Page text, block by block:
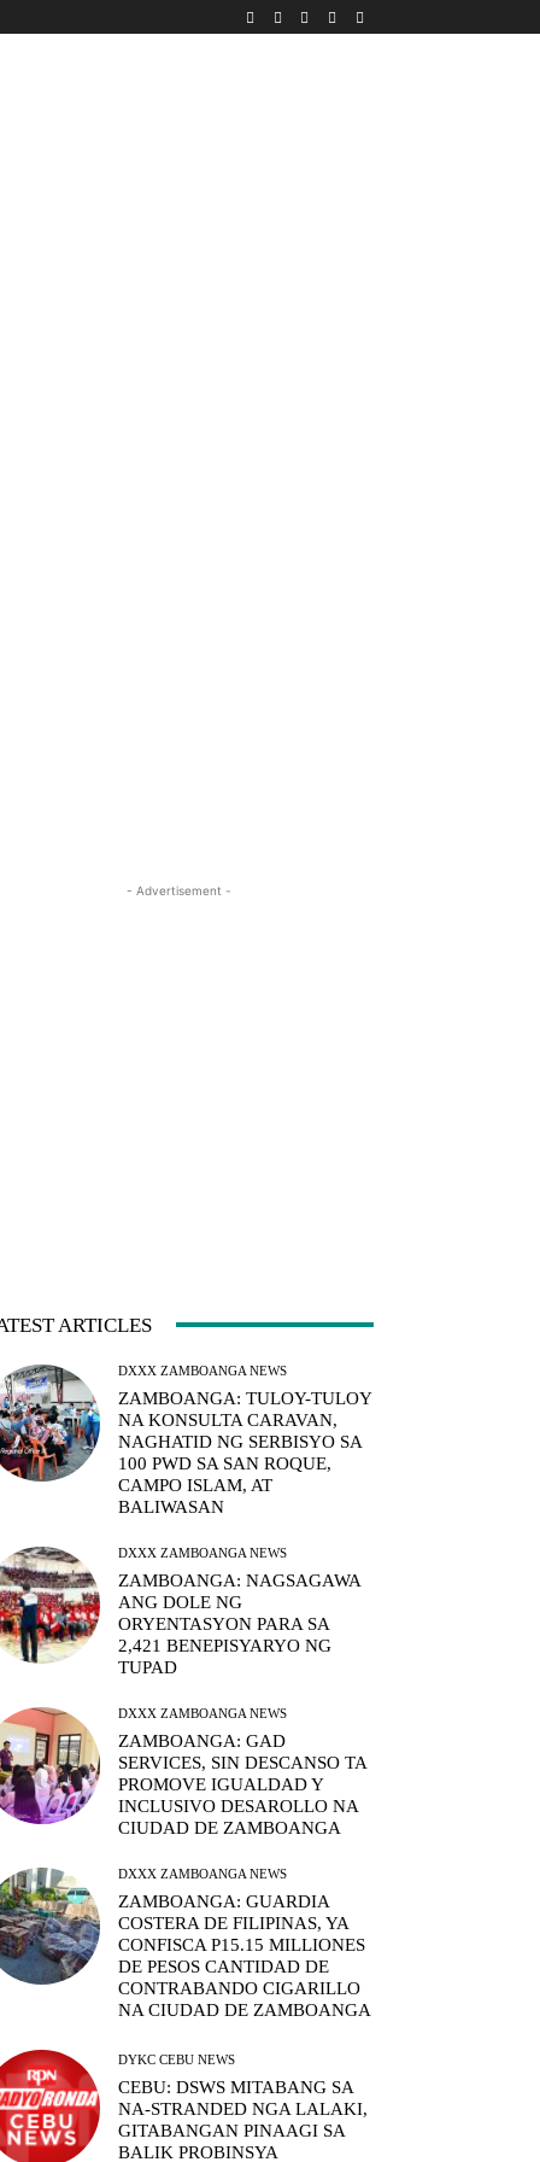
- Advertisement -
ARTICLES
DXXX ZAMBOANGA NEWS
ZAMBOANGA: TULOY-TULOY
NA KONSULTA CARAVAN,
NAGHATID NG SERBISYO SA
100 PWD SA SAN ROQUE,
CAMPO ISLAM, AT
BALIWASAN
DXXX ZAMBOANGA NEWS
ZAMBOANGA: NAGSAGAWA
ANG DOLE NG
ORYENTASYON PARA SA
2,421 BENEPISYARYO NG
TUPAD
DXXX ZAMBOANGA NEWS
ZAMBOANGA: GAD
SERVICES, SIN DESCANSO TA
PROMOVE IGUALDAD Y
INCLUSIVO DESAROLLO NA
CIUDAD DE ZAMBOANGA
DXXX ZAMBOANGA NEWS
ZAMBOANGA: GUARDIA
COSTERA DE FILIPINAS, YA
CONFISCA P15.15 MILLIONES
DE PESOS CANTIDAD DE
CONTRABANDO CIGARILLO
NA CIUDAD DE ZAMBOANGA
DYKC CEBU NEWS
CEBU: DSWS MITABANG SA
NA-STRANDED NGA LALAKI,
GITABANGAN PINAAGI SA
BALIK PROBINSYA